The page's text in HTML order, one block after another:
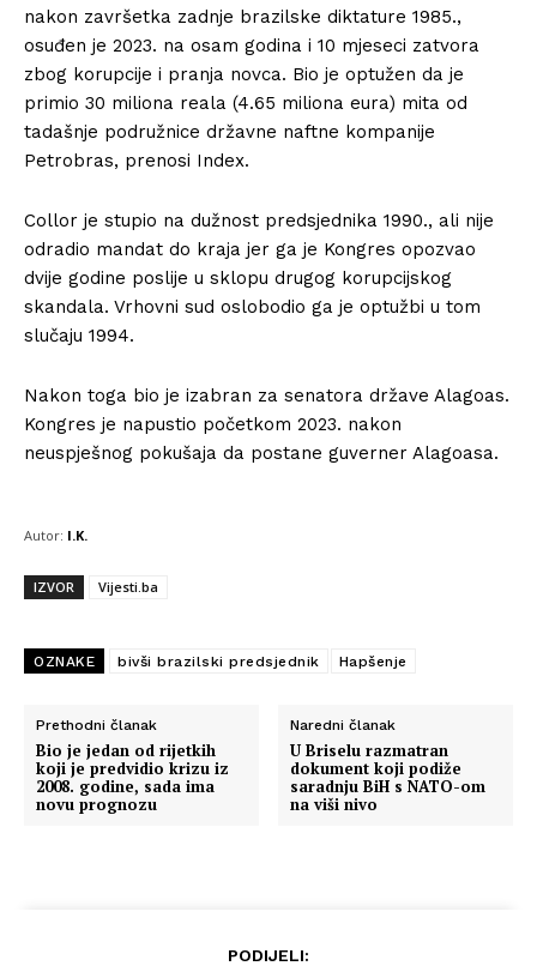
nakon završetka zadnje brazilske diktature 1985.,
osuđen je 2023. na osam godina i 10 mjeseci zatvora
zbog korupcije i pranja novca. Bio je optužen da je
primio 30 miliona reala (4.65 miliona eura) mita od
tadašnje podružnice državne naftne kompanije
Petrobras, prenosi Index.
Collor je stupio na dužnost predsjednika 1990., ali nije
odradio mandat do kraja jer ga je Kongres opozvao
dvije godine poslije u sklopu drugog korupcijskog
skandala. Vrhovni sud oslobodio ga je optužbi u tom
slučaju 1994.
Nakon toga bio je izabran za senatora države Alagoas.
Kongres je napustio početkom 2023. nakon
neuspješnog pokušaja da postane guverner Alagoasa.
Autor: I.K.
IZVOR Vijesti.ba
OZNAKE bivši brazilski predsjednik Hapšenje
Prethodni članak
Bio je jedan od rijetkih
koji je predvidio krizu iz
2008. godine, sada ima
novu prognozu
Naredni članak
U Briselu razmatran
dokument koji podiže
saradnju BiH s NATO-om
na viši nivo
PODIJELI: